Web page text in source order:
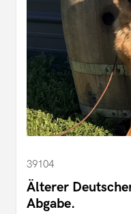
39104
Älterer
Abgabe.